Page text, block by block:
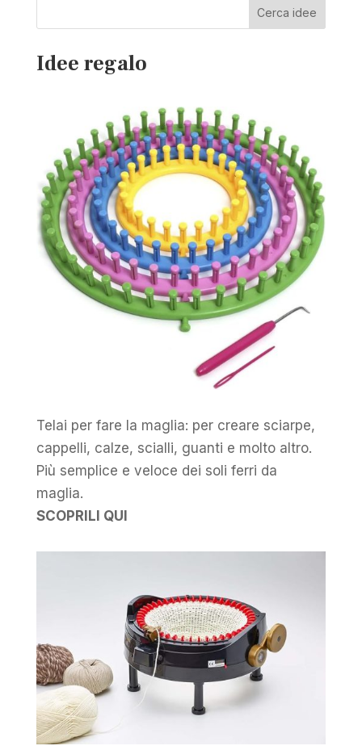
Cerca idee
Idee regalo
Telai per fare la maglia: per creare sciarpe,
cappelli, calze, scialli, guanti e molto altro.
Più semplice e veloce dei soli ferri da
maglia.
SCOPRILI QUI